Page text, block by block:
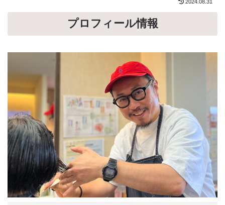
2024.08.31
プロフィール情報